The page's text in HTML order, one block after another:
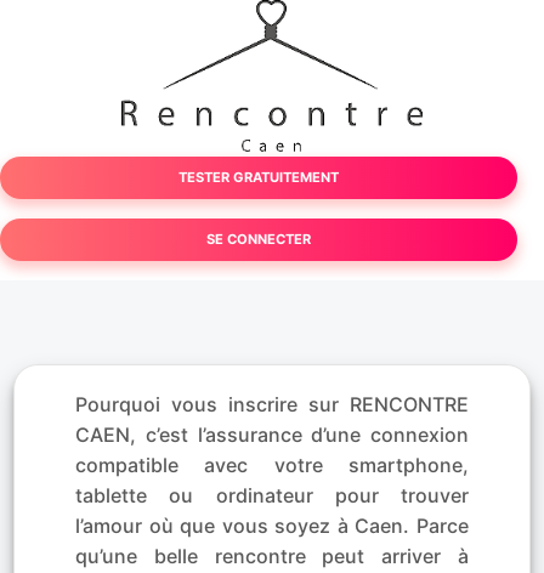
TESTER GRATUITEMENT
SE CONNECTER
Pourquoi vous inscrire sur RENCONTRE
CAEN, c’est l’assurance d’une connexion
compatible avec votre smartphone,
tablette ou ordinateur pour trouver
l’amour où que vous soyez à Caen. Parce
qu’une belle rencontre peut arriver à